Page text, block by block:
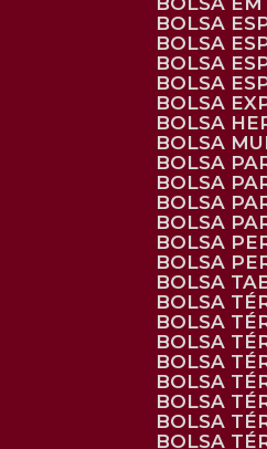
BOLSA
BOLSA
BOLSA
BOLSA
BOLSA
BOLSA
BOLSA
BOLSA
BOLSA
BOLSA
BOLSA
BOLSA
BOLSA
BOLSA
BOLSA
BOLSA
BOLSA
BOLSA
BOLSA
BOLSA
BOLSA
BOLSA